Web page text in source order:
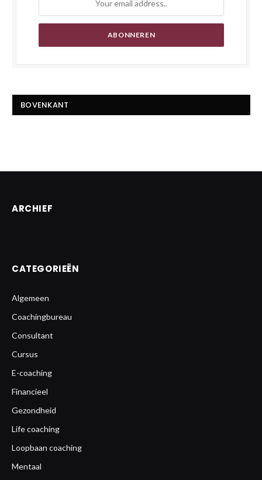
BOVENKANT
ARCHIEF
CATEGORIEËN
Algemeen
Coachingbureau
Consultant
Cursus
E-coaching
Financieel
Gezondheid
Life coaching
Loopbaan coaching
Mentaal